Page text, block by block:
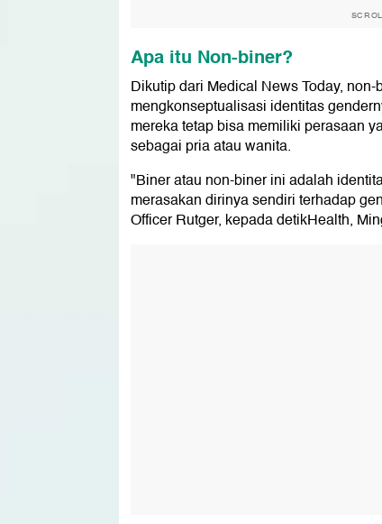
Apa itu Non-biner?
Dikutip dari Medical News Today,
mengkonseptualisasi identitas
mereka tetap bisa memiliki perasaan
sebagai pria atau wanita.
"Biner atau non-biner ini adalah
merasakan dirinya sendiri terhadap
Officer Rutger, kepada detikHealth,